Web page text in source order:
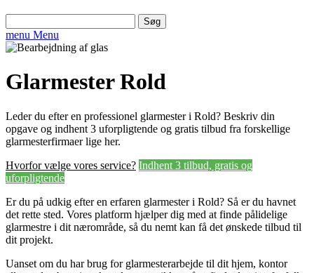
efter:
menu Menu
Glarmester Rold
Leder du efter en professionel glarmester i Rold? Beskriv din
opgave og indhent 3 uforpligtende og gratis tilbud fra forskellige
glarmesterfirmaer lige her.
Hvorfor vælge vores service? Indhent 3 tilbud, gratis og
uforpligtende
Er du på udkig efter en erfaren glarmester i Rold? Så er du havnet
det rette sted. Vores platform hjælper dig med at finde pålidelige
glarmestre i dit nærområde, så du nemt kan få det ønskede tilbud til
dit projekt.
Uanset om du har brug for glarmesterarbejde til dit hjem, kontor